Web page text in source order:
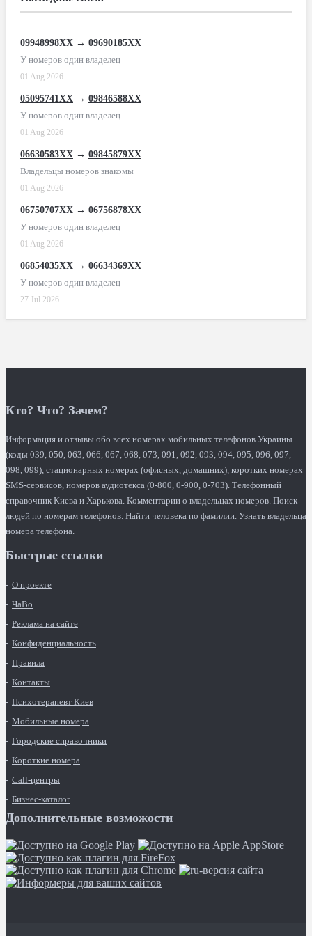
09948998XX → 09690185XX
У номеров один владелец
01 Aug 2026
05095741XX → 09846588XX
У номеров один владелец
01 Aug 2026
06630583XX → 09845879XX
Владельцы номеров знакомы
01 Aug 2026
06750707XX → 06756878XX
У номеров один владелец
01 Aug 2026
06854035XX → 06634369XX
У номеров один владелец
27 Jul 2026
Кто? Что? Зачем?
Информация и отзывы обо всех номерах мобильных телефонов Украины
(коды 039, 050, 063, 066, 067, 068, 073, 091, 092, 093, 094, 095, 096, 097,
098, 099), стационарных номерах (офисных, домашних), коротких номерах
SMS-сервисов, номеров аудиотекса (0-800, 0-900, 0-703). Телефонный
справочник Киева и Харькова. Комментарии о владельцах номеров. Поиск
людей по номерам телефонов. Найти человека по фамилии. Узнать владельца
номера телефона.
Быстрые ссылки
О проекте
ЧаВо
Реклама на сайте
Конфиденциальность
Правила
Контакты
Психотерапевт Киев
Мобильные номера
Городские справочники
Короткие номера
Call-центры
Бизнес-каталог
Дополнительные возможости